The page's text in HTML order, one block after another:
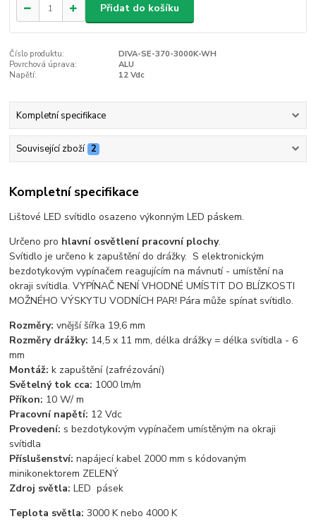
Přidat do košíku
Číslo produktu:
DIVA-SE-370-3000K-WH
Povrchová úprava:
ALU
Napětí:
12 Vdc
Kompletní specifikace
Související zboží 2
Kompletní specifikace
Lištové LED svítidlo osazeno výkonným LED páskem.
Určeno pro hlavní osvětlení pracovní plochy.
Svítidlo je určeno k zapuštění do drážky. S elektronickým
bezdotykovým vypínačem reagujícím na mávnutí - umístění na
okraji svítidla. VYPÍNAČ NENÍ VHODNÉ UMÍSTIT DO BLÍZKOSTI
MOŽNÉHO VÝSKYTU VODNÍCH PAR! Pára může spínat svítidlo.
Rozměry: vnější šířka 19,6 mm
Rozměry drážky: 14,5 x 11 mm, délka drážky = délka svítidla - 6
mm
Montáž: k zapuštění (zafrézování)
Světelný tok cca: 1000 lm/m
Příkon: 10 W/ m
Pracovní napětí: 12 Vdc
Provedení: s bezdotykovým vypínačem umístěným na okraji
svítidla
Příslušenství:napájecí kabel 2000 mm s kódovaným
minikonektorem ZELENÝ
Zdroj světla:LED pásek
Teplota světla:3000 K nebo 4000 K